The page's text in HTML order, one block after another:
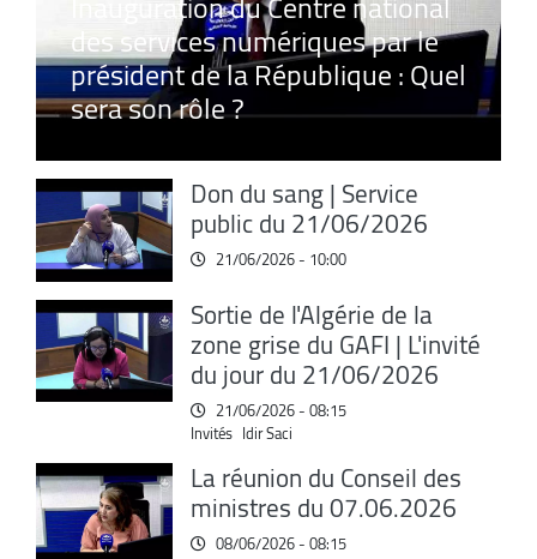
des services numériques par le
président de la République : Quel
sera son rôle ?
Don du sang | Service
public du 21/06/2026
21/06/2026 - 10:00
Sortie de l'Algérie de la
zone grise du GAFI | L'invité
du jour du 21/06/2026
21/06/2026 - 08:15
Invités Idir Saci
La réunion du Conseil des
ministres du 07.06.2026
08/06/2026 - 08:15